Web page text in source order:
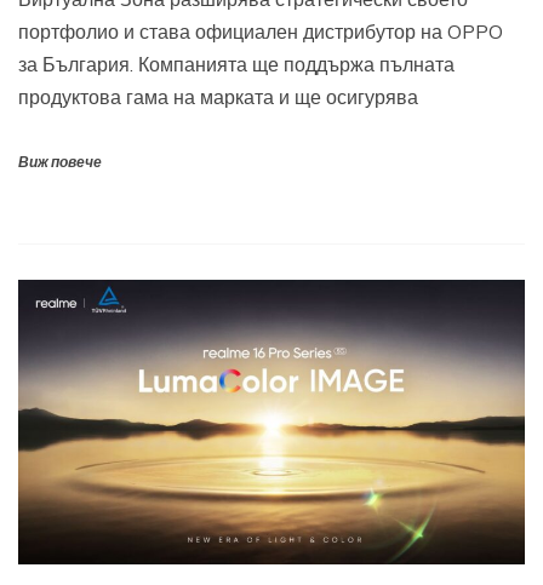
портфолио и става официален дистрибутор на OPPO
за България. Компанията ще поддържа пълната
продуктова гама на марката и ще осигурява
Виж повече